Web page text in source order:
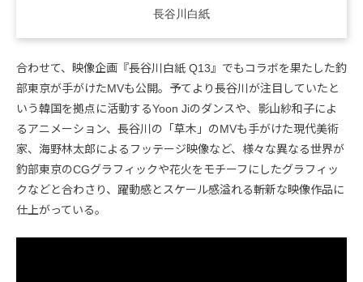
長谷川白紙
合わせて、映像企画『長谷川白紙 Q13』でもコラボを果たした釣
部東京が手がけたMVも公開。予てより長谷川が注目していたと
いう韓国を拠点に活動するYoon Jiのダンスや、影山紗和子によ
るアニメーション、長谷川の「草木」のMVも手がけた現代美術
家、海野林太郎によるフッテージ映像など、様々な異なる世界が
釣部東京のCGグラフィックや花火をモチーフにしたグラフィッ
クなどと合わさり、躍動感とスケール感溢れる斬新な映像作品に
仕上がっている。